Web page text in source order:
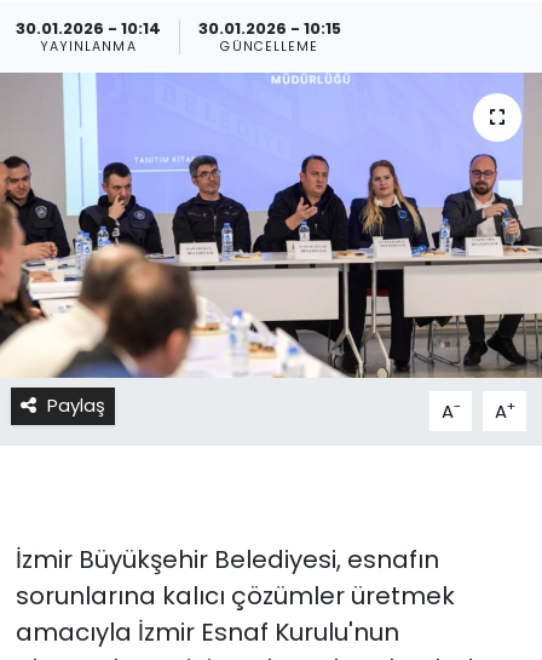
30.01.2026 - 10:14
YAYINLANMA
30.01.2026 - 10:15
GÜNCELLEME
Paylaş A- A+
İzmir Büyükşehir Belediyesi, esnafın
sorunlarına kalıcı çözümler üretmek
amacıyla İzmir Esnaf Kurulu'nun